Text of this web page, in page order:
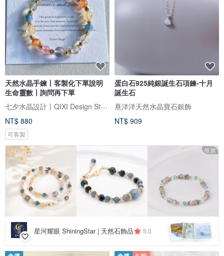
天然水晶手鍊丨客製化下單說明
生命靈數丨詢問再下單
七夕水晶設計丨QIXI Design Studio
NT$ 880
可客製
蛋白石925純銀誕生石項鍊-十月
誕生石
熹洋洋天然水晶寶石銀飾
NT$ 909
推廣
星河耀眼 ShiningStar | 天然石飾品 5.0